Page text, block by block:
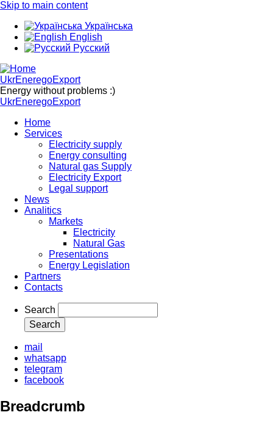
Skip to main content
Українська
English
Русский
UkrEneregoExport
Energy without problems :)
UkrEneregoExport
Home
Services
Electricity supply
Energy consulting
Natural gas Supply
Electricity Export
Legal support
News
Analitics
Markets
Electricity
Natural Gas
Presentations
Energy Legislation
Partners
Contacts
Search
mail
whatsapp
telegram
facebook
Breadcrumb